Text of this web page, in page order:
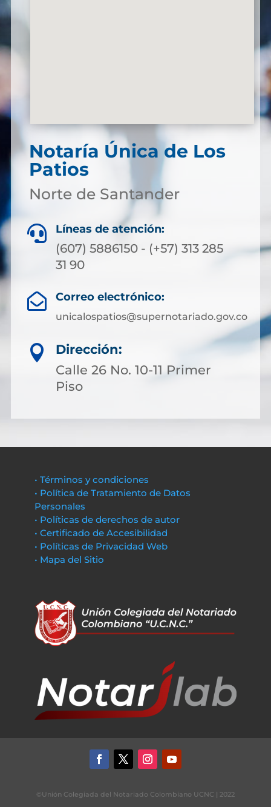
Notaría Única de Los
Patios
Norte de Santander
 Líneas de atención:
(607) 5886150 - (+57) 313 285
31 90
 Correo electrónico:
unicalospatios@supernotariado.gov.co

Dirección:
Calle 26 No. 10-11 Primer
Piso
• Términos y condiciones
• Política de Tratamiento de Datos
Personales
• Políticas de derechos de autor
• Certificado de Accesibilidad
• Políticas de Privacidad Web
• Mapa del Sitio
©Unión Colegiada del Notariado Colombiano UCNC | 2022